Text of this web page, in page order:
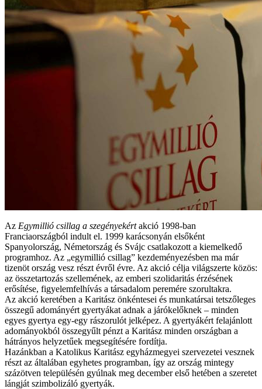
Az Egymillió csillag a szegényekértakció 1998-ban
Franciaországból indult el. 1999 karácsonyán elsőként
Spanyolország, Németország és Svájc csatlakozott a kiemelkedő
programhoz. Az „egymillió csillag” kezdeményezésben ma már
tizenöt ország vesz részt évről évre. Az akció célja világszerte közös:
az összetartozás szellemének, az emberi szolidaritás érzésének
erősítése, figyelemfelhívás a társadalom peremére szorultakra.
Az akció keretében a Karitász önkéntesei és munkatársai tetszőleges
összegű adományért gyertyákat adnak a járókelőknek – minden
egyes gyertya egy-egy rászorulót jelképez. A gyertyákért felajánlott
adományokból összegyűlt pénzt a Karitász minden országban a
hátrányos helyzetűek megsegítésére fordítja.
Hazánkban a Katolikus Karitász egyházmegyei szervezetei vesznek
részt az általában egyhetes programban, így az ország mintegy
százötven településén gyúlnak meg december első hetében a szeretet
lángját szimbolizáló gyertyák.